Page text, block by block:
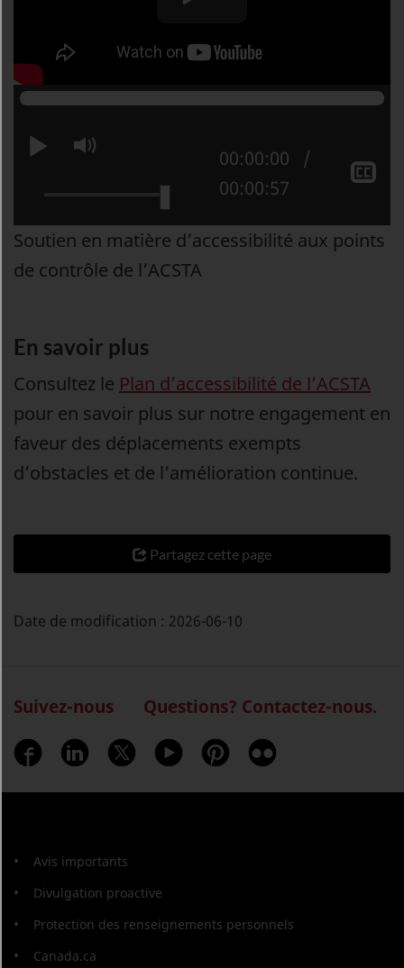
Lire Position actuelle :
00:00:00
Temps total :
00:00:57
Soutien en matière d’accessibilité aux points
de contrôle de l’ACSTA
En savoir plus
Consultez le Plan d’accessibilité de l’ACSTA
pour en savoir plus sur notre engagement en
faveur des déplacements exempts
d’obstacles et de l’amélioration continue.
Partagez cette page
Date de modification : 2026-06-10
Questions? Contactez-nous.
Suivez-nous
À
propos
de
Avis importants
Divulgation proactive
Protection des renseignements personnels
Canada.ca